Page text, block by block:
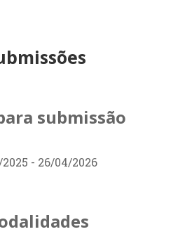
submissão
2025 - 26/04/2026